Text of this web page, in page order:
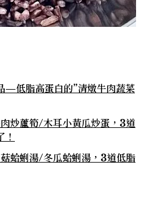
—低脂高蛋白的”清燉牛肉蔬菜
炒蘆筍/木耳小黃瓜炒蛋，3道
蛤蜊湯/冬瓜蛤蜊湯，3道低脂